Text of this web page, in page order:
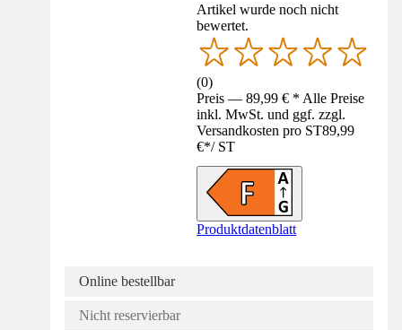
Artikel wurde noch nicht
bewertet.
(0)
Preis — 89,99 € * Alle Preise
inkl. MwSt. und ggf. zzgl.
Versandkosten pro ST89,99
€*/ ST
Produktdatenblatt
Online bestellbar
Nicht reservierbar